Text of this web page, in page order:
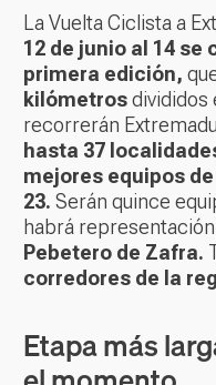
La Vuelta Ciclista a
12 de junio al 14
primera edición,
kilómetrosdivididos
recorrerán
hasta 37
mejores equipos
23. Serán quince
habrá
Pebetero de Zafra.
corredores de la
Etapa más